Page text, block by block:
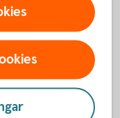
buffert
du börja